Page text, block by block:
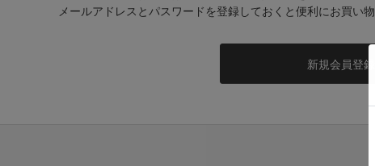
メールアドレスとパスワードを登録しておくと便利にお買い